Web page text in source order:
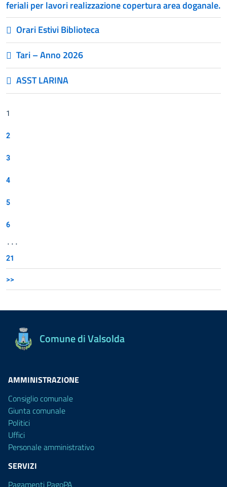
feriali per lavori realizzazione copertura area doganale.
Orari Estivi Biblioteca
Tari – Anno 2026
ASST LARINA
1
2
3
4
5
6
...
21
>>
Comune di Valsolda
AMMINISTRAZIONE
Consiglio comunale
Giunta comunale
Politici
Uffici
Personale amministrativo
SERVIZI
Pagamenti PagoPA